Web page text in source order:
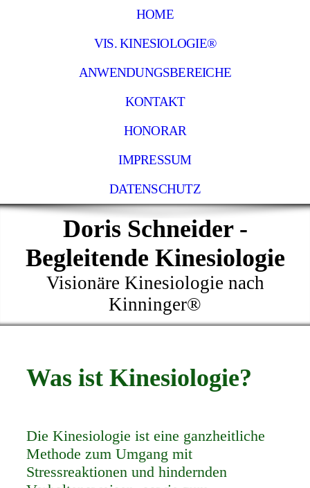
HOME
VIS. KINESIOLOGIE®
ANWENDUNGSBEREICHE
KONTAKT
HONORAR
IMPRESSUM
DATENSCHUTZ
Doris Schneider -
Begleitende Kinesiologie
Visionäre Kinesiologie nach
Kinninger®
Was ist Kinesiologie?
Die Kinesiologie ist eine ganzheitliche
Methode zum Umgang mit
Stressreaktionen und hindernden